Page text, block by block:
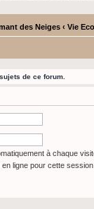
des Neiges ‹ Vie
de ce forum.
à chaque
ligne pour cette session